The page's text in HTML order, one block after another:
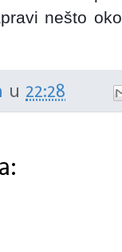
nešto
u 22:28